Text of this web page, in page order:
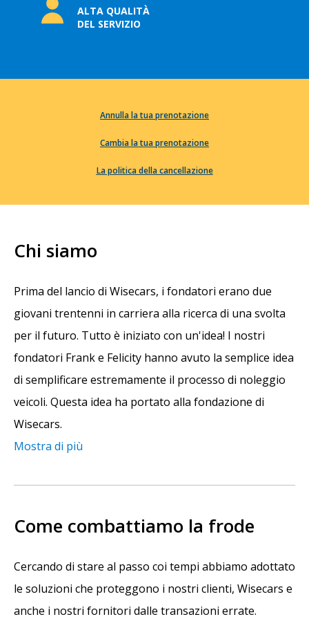
ALTA QUALITÀ
DEL SERVIZIO
Annulla la tua prenotazione
Cambia la tua prenotazione
La politica della cancellazione
Chi siamo
Prima del lancio di Wisecars, i fondatori erano due
giovani trentenni in carriera alla ricerca di una svolta
per il futuro. Tutto è iniziato con un'idea! I nostri
fondatori Frank e Felicity hanno avuto la semplice idea
di semplificare estremamente il processo di noleggio
veicoli. Questa idea ha portato alla fondazione di
Wisecars.
Mostra di più
Come combattiamo la frode
Cercando di stare al passo coi tempi abbiamo adottato
le soluzioni che proteggono i nostri clienti, Wisecars e
anche i nostri fornitori dalle transazioni errate.